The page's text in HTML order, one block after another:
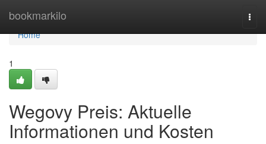
bookmarkilo
Home
Home
1
Wegovy Preis: Aktuelle
Informationen und Kosten